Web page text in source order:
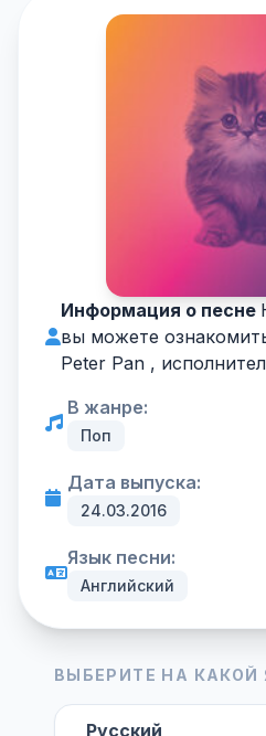
Информация о песне
вы можете
Peter Pan ,
В жанре:
Поп
Дата выпуска:
24.03.2016
Язык песни:
Английский
ВЫБЕРИТЕ НА КАКОЙ